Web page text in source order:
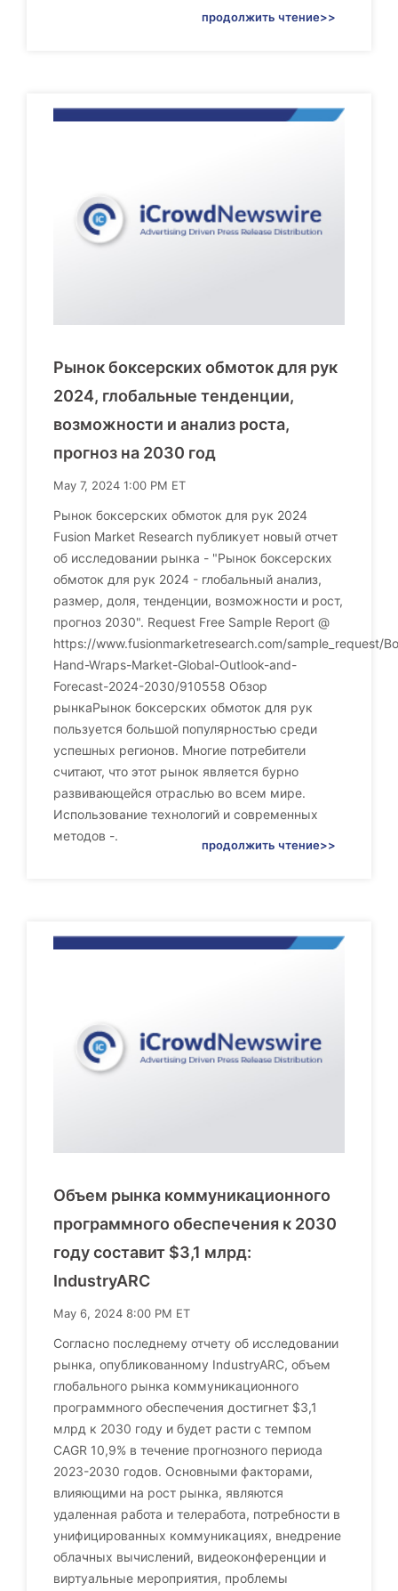
продолжить чтение>>
Рынок боксерских обмоток для рук
2024, глобальные тенденции,
возможности и анализ роста,
прогноз на 2030 год
May 7, 2024 1:00 PM ET
Рынок боксерских обмоток для рук 2024
Fusion Market Research публикует новый отчет
об исследовании рынка - "Рынок боксерских
обмоток для рук 2024 - глобальный анализ,
размер, доля, тенденции, возможности и рост,
прогноз 2030". Request Free Sample Report @
https://www.fusionmarketresearch.com/sample_request/
Hand-Wraps-Market-Global-Outlook-and-
Forecast-2024-2030/910558 Обзор
рынкаРынок боксерских обмоток для рук
пользуется большой популярностью среди
успешных регионов. Многие потребители
считают, что этот рынок является бурно
развивающейся отраслью во всем мире.
Использование технологий и современных
методов -.
продолжить чтение>>
Объем рынка коммуникационного
программного обеспечения к 2030
году составит $3,1 млрд:
IndustryARC
May 6, 2024 8:00 PM ET
Согласно последнему отчету об исследовании
рынка, опубликованному IndustryARC, объем
глобального рынка коммуникационного
программного обеспечения достигнет $3,1
млрд к 2030 году и будет расти с темпом
CAGR 10,9% в течение прогнозного периода
2023-2030 годов. Основными факторами,
влияющими на рост рынка, являются
удаленная работа и телеработа, потребности в
унифицированных коммуникациях, внедрение
облачных вычислений, видеоконференции и
виртуальные мероприятия, проблемы